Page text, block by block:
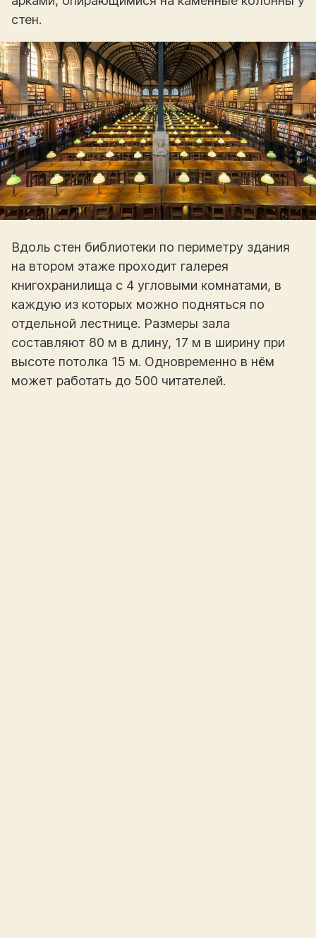
стен.
Вдоль стен библиотеки по периметру здания
на втором этаже проходит галерея
книгохранилища с 4 угловыми комнатами, в
каждую из которых можно подняться по
отдельной лестнице. Размеры зала
составляют 80 м в длину, 17 м в ширину при
высоте потолка 15 м. Одновременно в нём
может работать до 500 читателей.